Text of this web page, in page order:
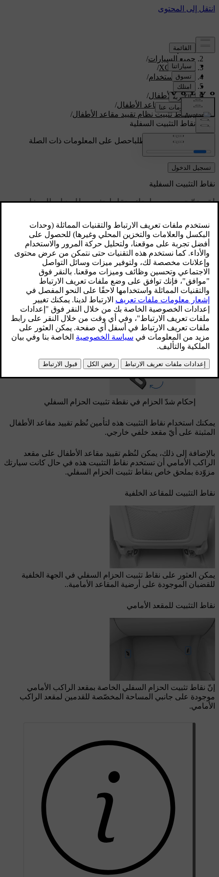
الدعم/
جميع السيارات/
XC60 2026
/
دليل الاستخدام/
الأمان
سلامة الأطفال/
نُظم تقييد مقاعد الأطفال/
نقاط تثبيت ‏نظام تقييد مقاعد الأطفال/
نقاط التثبيت السفلية
دعم مخصص حسب الطلباحصل على المعلومات ذات الصلة
بسيارتك الخاصة.
تسجيل الدخول
محدّث ١٦‏/٠٤‏/٢٠٢٥
نقاط التثبيت السفلية
لقد تمّ تجهيز سيارتك بنقاط تثبيت للحزام السفلي
على أيّ مقعد خلفي.
إذا كانت سيارتك مزوّدة بملحق الحزام السفلي
الأمامي، فيمكن استخدام نقاط التثبيت هذه لتأمين
نُظم تقييد مقاعد الأطفال على مقعد الراكب الأمامي
أيضًا.
يمكن استخدام نقاط تثبيت الحزام السفلي بشكل أساسي بالتزامن
مع حزام الأمان في السيارة وذلك من أجل تأمين بعض نُظم تقييد
مقاعد الأطفال المواجهة للخلف.
إحكام شدّ الحزام في نقطة تثبيت الحزام السفلي
يمكنك استخدام نقاط التثبيت هذه لتأمين نُظم تقييد مقاعد الأطفال
المثبتة على أيّ مقعد خلفي خارجي.
بالإضافة إلى ذلك، يمكن لنُظم تقييد مقاعد الأطفال على مقعد
الراكب الأمامي أن تستخدم نقاط التثبيت هذه في حال كانت سيارتك
مزوّدة بملحق خاص بنقاط تثبيت الحزام السفلي.
نقاط التثبيت للمقاعد الخلفية
يمكن العثور على نقاط تثبيت الحزام السفلي في الجهة الخلفية
للقضبان الموجودة على أرضية المقاعد الأمامية..
نقاط التثبيت للمقعد الأمامي
إنّ نقاط تثبيت الحزام السفلي الخاصة بمقعد الراكب الأمامي
موجودة على جانبي المساحة المخصّصة للقدمين لمقعد الراكب
الأمامي.